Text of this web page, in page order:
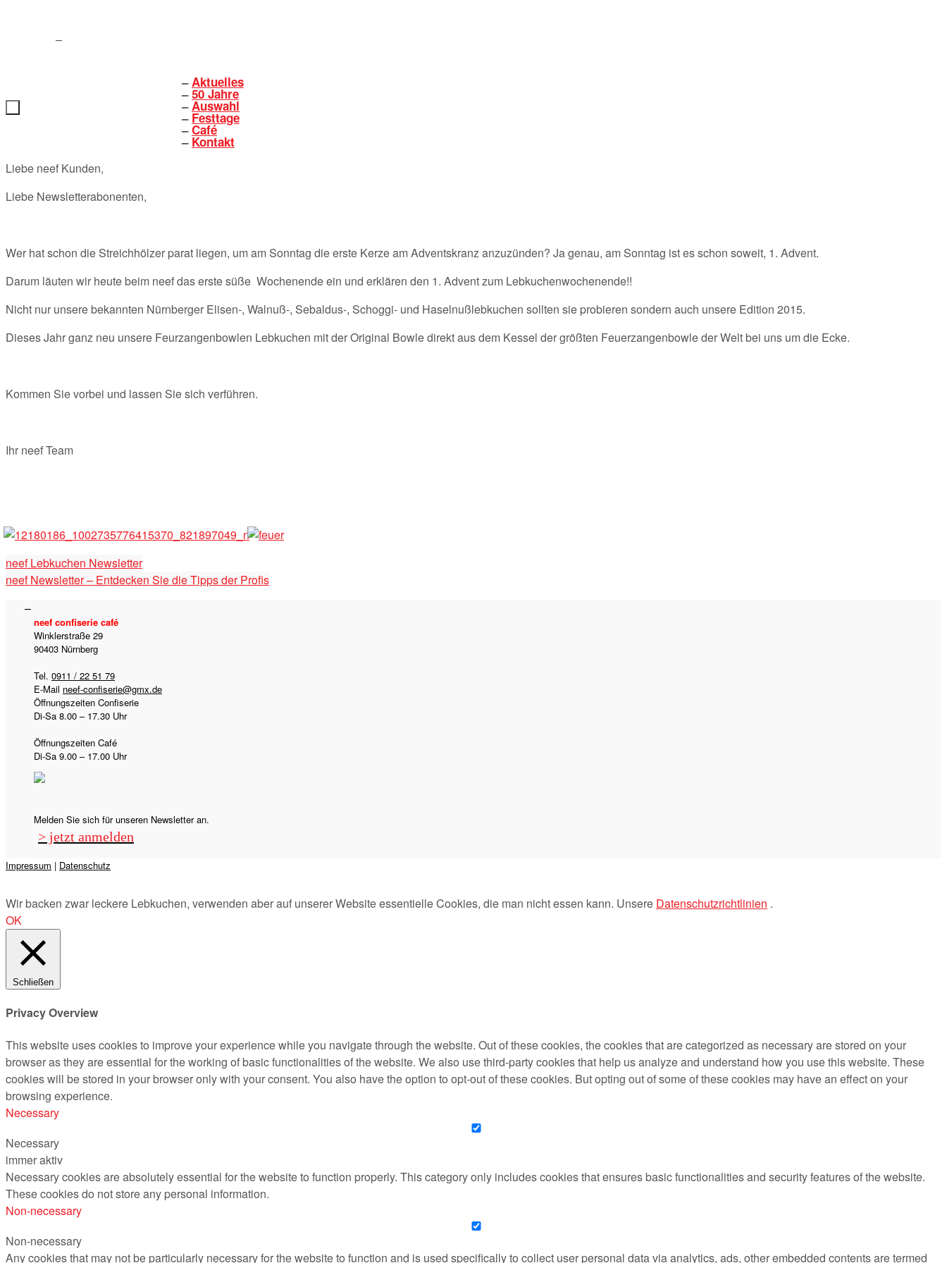
Inhalt
springen
Aktuelles
50 Jahre
Auswahl
Festtage
Café
Kontakt
Liebe neef Kunden,
Liebe Newsletterabonenten,
Wer hat schon die Streichhölzer parat liegen, um am Sonntag die erste Kerze am Adventskranz anzuzünden? Ja genau, am Sonntag ist es schon soweit, 1. Advent.
Darum läuten wir heute beim neef das erste süße Wochenende ein und erklären den 1. Advent zum Lebkuchenwochenende!!
Nicht nur unsere bekannten Nürnberger Elisen-, Walnuß-, Sebaldus-, Schoggi- und Haselnußlebkuchen sollten sie probieren sondern auch unsere Edition 2015.
Dieses Jahr ganz neu unsere Feurzangenbowlen Lebkuchen mit der Original Bowle direkt aus dem Kessel der größten Feuerzangenbowle der Welt bei uns um die Ecke.
Kommen Sie vorbei und lassen Sie sich verführen.
Ihr neef Team
neef Lebkuchen Newsletter
neef Newsletter – Entdecken Sie die Tipps der Profis
neef confiserie café
Winklerstraße 29
90403 Nürnberg
Tel. 0911 / 22 51 79
E-Mail neef-confiserie@gmx.de
Öffnungszeiten Confiserie
Di-Sa 8.00 – 17.30 Uhr
Öffnungszeiten Café
Di-Sa 9.00 – 17.00 Uhr
Melden Sie sich für unseren Newsletter an.
> jetzt anmelden
Impressum | Datenschutz
Wir backen zwar leckere Lebkuchen, verwenden aber auf unserer Website essentielle Cookies, die man nicht essen kann. Unsere Datenschutzrichtlinien .
OK
Schließen
Privacy Overview
This website uses cookies to improve your experience while you navigate through the website. Out of these cookies, the cookies that are categorized as necessary are stored on your
browser as they are essential for the working of basic functionalities of the website. We also use third-party cookies that help us analyze and understand how you use this website. These
cookies will be stored in your browser only with your consent. You also have the option to opt-out of these cookies. But opting out of some of these cookies may have an effect on your
browsing experience.
Necessary
Necessary
immer aktiv
Necessary cookies are absolutely essential for the website to function properly. This category only includes cookies that ensures basic functionalities and security features of the website.
These cookies do not store any personal information.
Non-necessary
Non-necessary
Any cookies that may not be particularly necessary for the website to function and is used specifically to collect user personal data via analytics, ads, other embedded contents are termed